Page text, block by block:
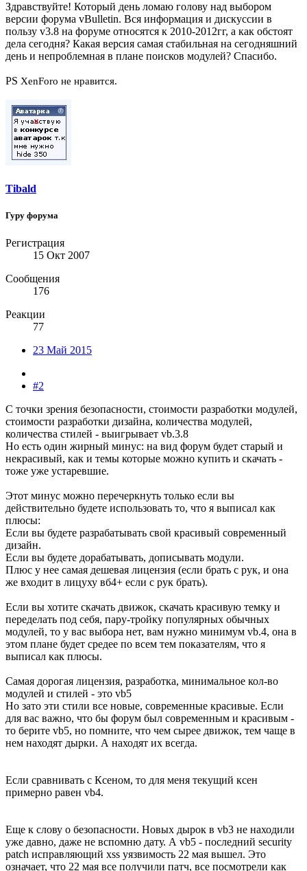
Здравствуйте! Который день ломаю голову над выбором
версии форума vBulletin. Вся информация и дискуссии в
пользу v3.8 на форуме относятся к 2010-2012гг, а как обстоят
дела сегодня? Какая версия самая стабильная на сегодняшний
день и непроблемная в плане поисков модулей? Спасибо.
PS XenForo не нравится.
Tibald
Гуру форума
Регистрация
15 Окт 2007
Сообщения
176
Реакции
77
23 Май 2015
#2
С точки зрения безопасности, стоимости разработки модулей,
стоимости разработки дизайна, количества модулей,
количества стилей - выигрывает vb.3.8
Но есть один жирный минус: на вид форум будет старый и
некрасивый, как и темы которые можно купить и скачать -
тоже уже устаревшие.
Этот минус можно перечеркнуть только если вы
действительно будете использовать то, что я выписал как
плюсы:
Если вы будете разрабатывать свой красивый современный
дизайн.
Если вы будете дорабатывать, дописывать модули.
Плюс у нее самая дешевая лицензия (если брать с рук, и она
же входит в лицуху вб4+ если с рук брать).
Если вы хотите скачать движок, скачать красивую темку и
переделать под себя, пару-тройку популярных обычных
модулей, то у вас выбора нет, вам нужно минимум vb.4, она в
этом плане будет средее по всем тем показателям, что я
выписал как плюсы.
Самая дорогая лицензия, разработка, минимальное кол-во
модулей и стилей - это vb5
Но зато эти стили все новые, современные красивые. Если
для вас важно, что бы форум был современным и красивым -
то берите vb5, но помните, что чем сырее движок, тем чаще в
нем находят дырки. А находят их всегда.
Если сравнивать с Ксеном, то для меня текущий ксен
примерно равен vb4.
Еще к слову о безопасности. Новых дырок в vb3 не находили
уже давно, даже не вспомню дату. А vb5 - последний security
patch исправляющий xss уязвимость 22 мая вышел. Это
означает, что 22 мая все получили патч, все посмотрели как